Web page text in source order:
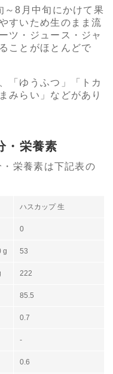
～8月中旬にかけて果
すいため生のまま流
ツ・ジュース・ジャ
ことがほとんどで
「ゆうふつ」「トカ
みらい」などがあり
・栄養素
栄養素は下記表の
ハスカップ 生
0
g 53
222
85.5
0.7
-
0.6